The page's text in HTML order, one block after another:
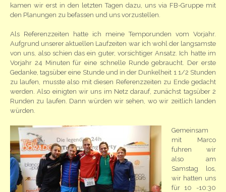
kamen wir erst in den letzten Tagen dazu, uns via FB-Gruppe mit
den Planungen zu befassen und uns vorzustellen.
Als Referenzzeiten hatte ich meine Temporunden vom Vorjahr.
Aufgrund unserer aktuellen Laufzeiten war ich wohl der langsamste
von uns, also schien das ein guter, vorsichtiger Ansatz. Ich hatte im
Vorjahr 24 Minuten für eine schnelle Runde gebraucht. Der erste
Gedanke, tagsüber eine Stunde und in der Dunkelheit 1 1/2 Stunden
zu laufen, musste also mit diesen Referenzzeiten zu Ende gedacht
werden. Also einigten wir uns im Netz darauf, zunächst tagsüber 2
Runden zu laufen. Dann würden wir sehen, wo wir zeitlich landen
würden.
Gemeinsam
mit Marco
fuhren wir
also am
Samstag los,
wir hatten uns
für 10 -10:30